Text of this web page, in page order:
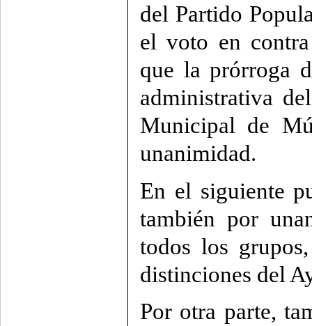
del Partido
el voto en
que la prórroga
administrativa
Municipal de
unanimidad.
En el siguiente
también por
todos los
distinciones del
Por otra parte,